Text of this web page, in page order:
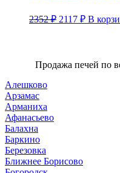
2352₽ 2117 ₽Текущая
цена:
В
Продажа печей по
Алешково
Арзамас
Арманиха
Афанасьево
Балахна
Баркино
Березовка
Ближнее Борисово